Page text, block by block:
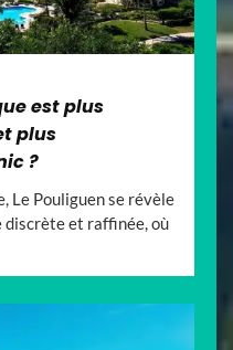
est plus
plus
?
Le Pouliguen se révèle
discrète et raffinée, où